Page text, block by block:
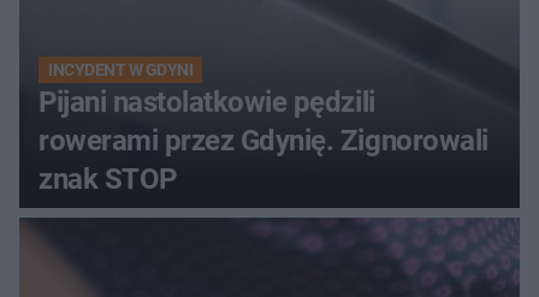
INCYDENT W GDYNI
Pijani nastolatkowie pędzili
rowerami przez Gdynię. Zignorowali
znak STOP